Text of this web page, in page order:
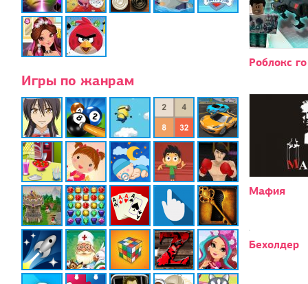
Игры по жанрам
Роблокс го
Мафия
Бехолдер